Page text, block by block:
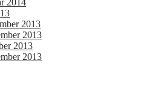
2013
2013
2013
2013